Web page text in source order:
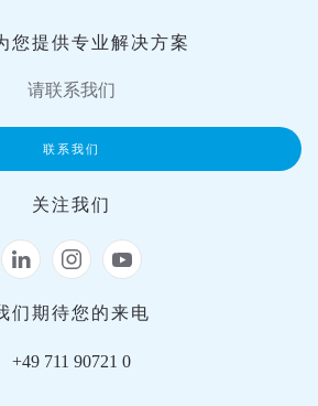
您提供专业解决方案
请联系我们
联系我们
关注我们
们期待您的来电
+49 711 90721 0